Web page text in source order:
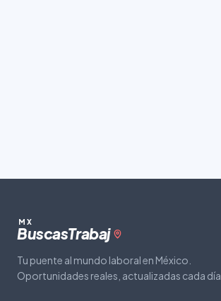
MX
BuscasTrabaj
Tu puente al mundo laboral en México.
Oportunidades reales, actualizadas cada día.